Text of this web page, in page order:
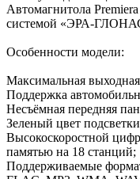
Автомагнитола
системой «ЭРА-
Особенности модели:
Максимальная
Поддержка
Несъёмная передняя
Зеленый цвет
Высокоскоростной
памятью на 18 станций;
Поддерживаемые